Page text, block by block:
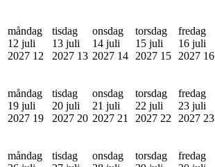
måndag
12 juli
2027 12
tisdag
13 juli
2027 13
onsdag
14 juli
2027 14
torsdag
15 juli
2027 15
fredag
16 juli
2027 16
måndag
19 juli
2027 19
tisdag
20 juli
2027 20
onsdag
21 juli
2027 21
torsdag
22 juli
2027 22
fredag
23 juli
2027 23
måndag
tisdag
onsdag
torsdag
fredag